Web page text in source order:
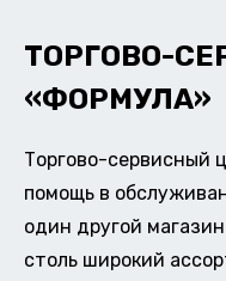
ТОРГОВО-
«ФОРМУЛА»
Торгово-сервисный
помощь в
один другой
столь широкий